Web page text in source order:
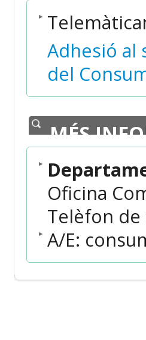
Adhesió al
del
MÉS
Oficina
Telèfon de
A/E: